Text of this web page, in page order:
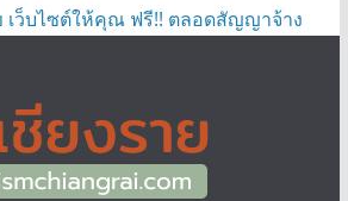
เว็บไซต์ให้คุณ ฟรี!! ตลอดสัญญาจ้าง